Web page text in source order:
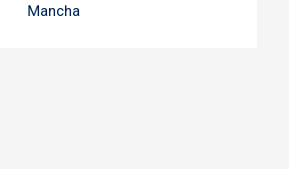
Mancha